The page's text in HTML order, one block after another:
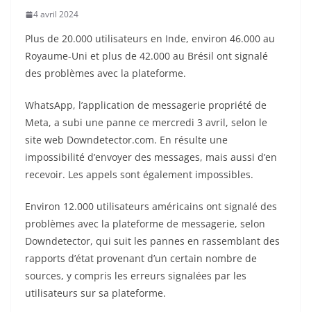
4 avril 2024
Plus de 20.000 utilisateurs en Inde, environ 46.000 au
Royaume-Uni et plus de 42.000 au Brésil ont signalé
des problèmes avec la plateforme.
WhatsApp, l’application de messagerie propriété de
Meta, a subi une panne ce mercredi 3 avril, selon le
site web Downdetector.com. En résulte une
impossibilité d’envoyer des messages, mais aussi d’en
recevoir. Les appels sont également impossibles.
Environ 12.000 utilisateurs américains ont signalé des
problèmes avec la plateforme de messagerie, selon
Downdetector, qui suit les pannes en rassemblant des
rapports d’état provenant d’un certain nombre de
sources, y compris les erreurs signalées par les
utilisateurs sur sa plateforme.